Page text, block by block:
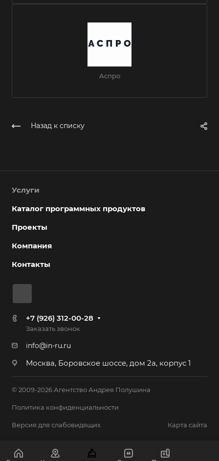
Аспро
Назад к списку
Услуги
Каталог программных продуктов
Проекты
Компания
Контакты
+7 (926) 312-00-28
Заказать звонок
info@in-ru.ru
Москва, Боровское шоссе, дом 2а, корпус 1
© 2009-2026 Агентство Андрея Полушина
Политика конфиденциальности
Версия для слабовидящих Карта сайта